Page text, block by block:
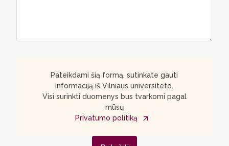
Pateikdami šią formą, sutinkate gauti
informaciją iš Vilniaus universiteto.
Visi surinkti duomenys bus tvarkomi pagal
mūsų
Privatumo politiką